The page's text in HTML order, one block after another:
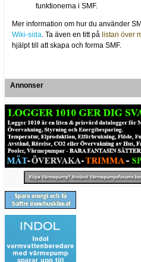
funktionerna i SMF.
Mer information om hur du använder
Wiki-sida. Ta även en titt på listan över
hjälpt till att skapa och forma SMF.
Annonser